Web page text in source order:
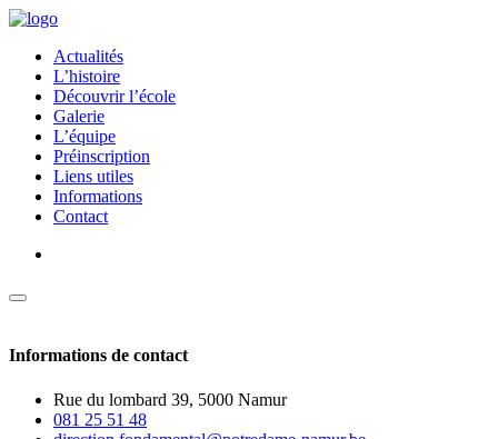
Actualités
L’histoire
Découvrir l’école
Galerie
L’équipe
Préinscription
Liens utiles
Informations
Contact
Informations de contact
Rue du lombard 39, 5000 Namur
081 25 51 48